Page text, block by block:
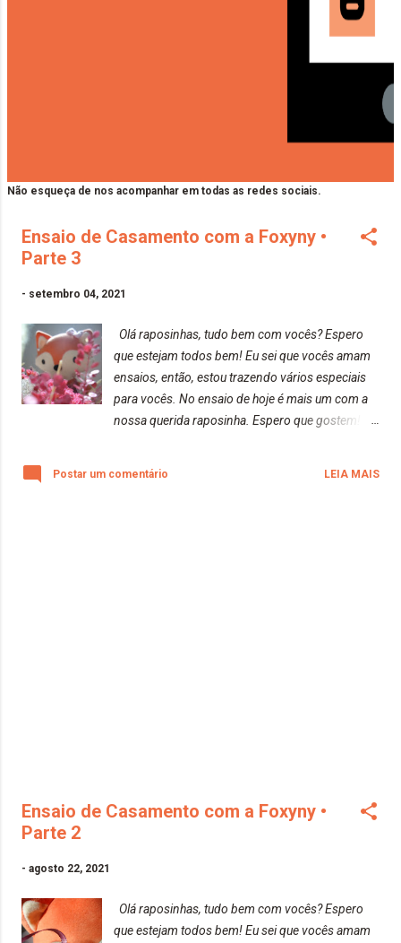
Não esqueça de nos acompanhar em todas as redes sociais.
Ensaio de Casamento com a Foxyny •
Parte 3
- setembro 04, 2021
Olá raposinhas, tudo bem com vocês? Espero
que estejam todos bem! Eu sei que vocês amam
ensaios, então, estou trazendo vários especiais
para vocês. No ensaio de hoje é mais um com a
nossa querida raposinha. Espero que gostem!
Postar um comentário LEIA MAIS
Ensaio de Casamento com a Foxyny •
Parte 2
- agosto 22, 2021
Olá raposinhas, tudo bem com vocês? Espero
que estejam todos bem! Eu sei que vocês amam